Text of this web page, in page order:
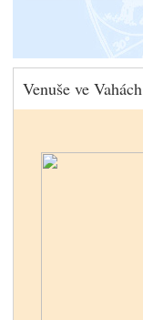
Venuše ve Vahách